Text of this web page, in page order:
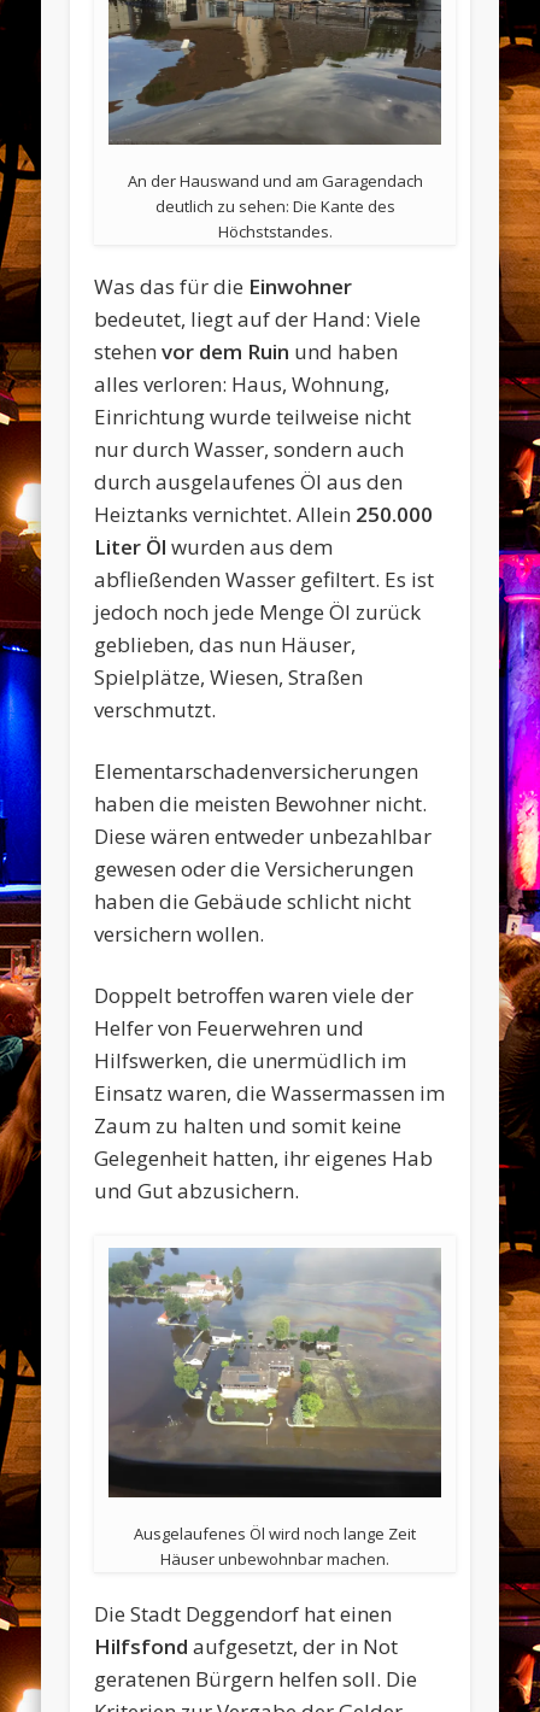
An der Hauswand und am Garagendach
deutlich zu sehen: Die Kante des
Höchststandes.
Was das für die Einwohner
bedeutet, liegt auf der Hand: Viele
stehenvor dem Ruin und haben
alles verloren: Haus, Wohnung,
Einrichtung wurde teilweise nicht
nur durch Wasser, sondern auch
durch ausgelaufenes Öl aus den
Heiztanks vernichtet. Allein 250.000
Liter Öl wurden aus dem
abfließenden Wasser gefiltert. Es ist
jedoch noch jede Menge Öl zurück
geblieben, das nun Häuser,
Spielplätze, Wiesen, Straßen
verschmutzt.
Elementarschadenversicherungen
haben die meisten Bewohner nicht.
Diese wären entweder unbezahlbar
gewesen oder die Versicherungen
haben die Gebäude schlicht nicht
versichern wollen.
Doppelt betroffen waren viele der
Helfer von Feuerwehren und
Hilfswerken, die unermüdlich im
Einsatz waren, die Wassermassen im
Zaum zu halten und somit keine
Gelegenheit hatten, ihr eigenes Hab
und Gut abzusichern.
Ausgelaufenes Öl wird noch lange Zeit
Häuser unbewohnbar machen.
Die Stadt Deggendorf hat einen
Hilfsfond aufgesetzt, der in Not
geratenen Bürgern helfen soll. Die